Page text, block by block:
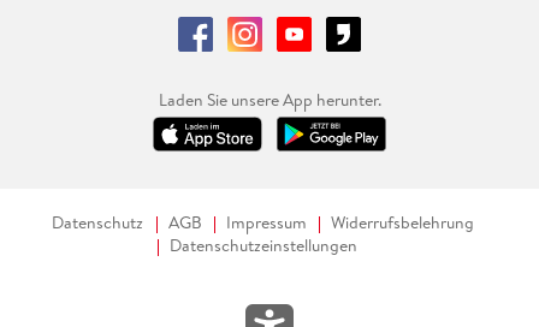
Laden Sie unsere App herunter.
Datenschutz AGB Impressum
Widerrufsbelehrung
Datenschutzeinstellungen